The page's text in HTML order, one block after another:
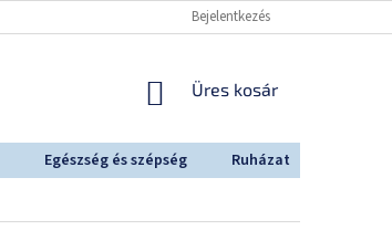
Bejelentkezés
KOSÁR
Üres kosár
Egészség és szépség Ruházat